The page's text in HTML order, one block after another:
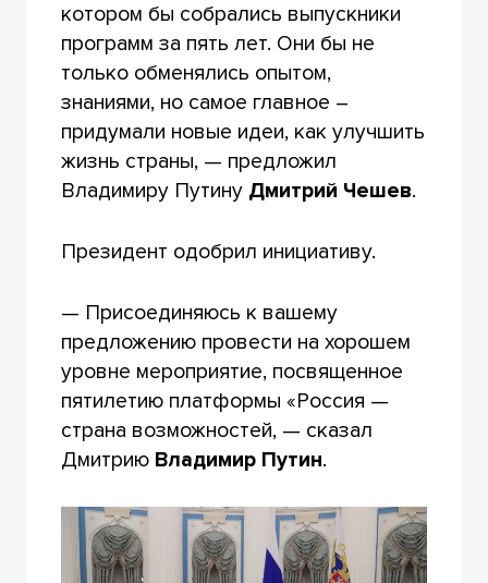
котором бы собрались выпускники
программ за пять лет. Они бы не
только обменялись опытом,
знаниями, но самое главное –
придумали новые идеи, как улучшить
жизнь страны, — предложил
Владимиру Путину Дмитрий Чешев.
Президент одобрил инициативу.
— Присоединяюсь к вашему
предложению провести на хорошем
уровне мероприятие, посвященное
пятилетию платформы «Россия —
страна возможностей, — сказал
Дмитрию Владимир Путин.